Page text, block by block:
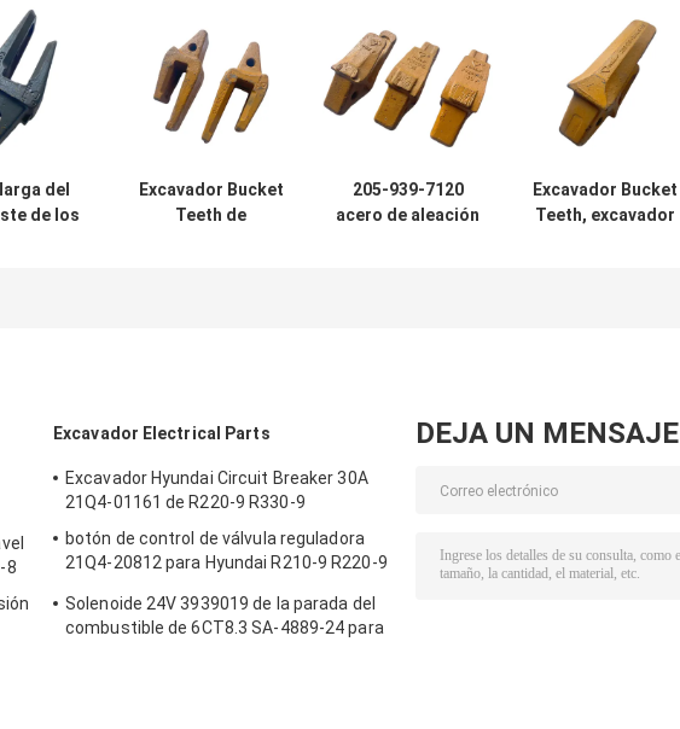
del
de los
Excavador Bucket
Teeth de
205-939-7120
acero de aleación
Excavador Bucket
Teeth, excavador
8
Excavador Electrical Parts
Excavador Hyundai Circuit Breaker 30A
21Q4-01161 de R220-9 R330-9
botón de control de válvula reguladora
21Q4-20812 para Hyundai R210-9 R220-9
Solenoide 24V 3939019 de la parada del
combustible de 6CT8.3 SA-4889-24 para
DEJA UN MENSAJE